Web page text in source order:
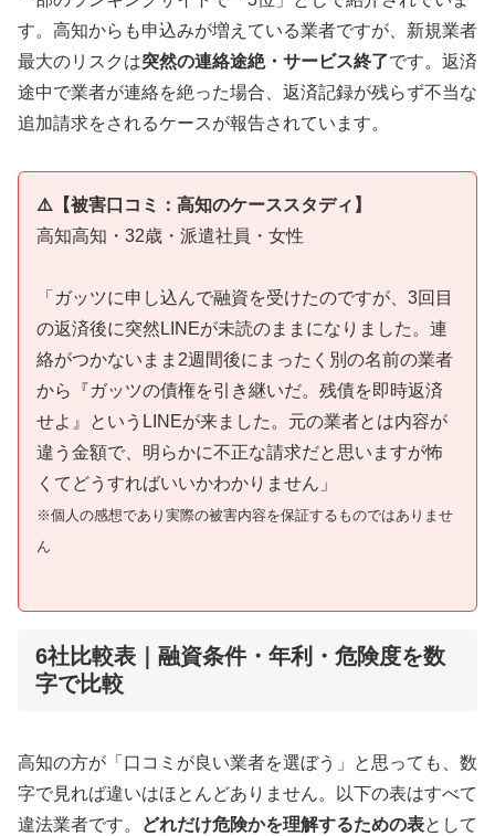
す。高知からも申込みが増えている業者ですが、新規業者
最大のリスクは突然の連絡途絶・サービス終了です。返済
途中で業者が連絡を絶った場合、返済記録が残らず不当な
追加請求をされるケースが報告されています。
⚠️【被害口コミ：高知のケーススタディ】
高知高知・32歳・派遣社員・女性
「ガッツに申し込んで融資を受けたのですが、3回目
の返済後に突然LINEが未読のままになりました。連
絡がつかないまま2週間後にまったく別の名前の業者
から『ガッツの債権を引き継いだ。残債を即時返済
せよ』というLINEが来ました。元の業者とは内容が
違う金額で、明らかに不正な請求だと思いますが怖
くてどうすればいいかわかりません」
※個人の感想であり実際の被害内容を保証するものではありませ
ん
6社比較表｜融資条件・年利・危険度を数
字で比較
高知の方が「口コミが良い業者を選ぼう」と思っても、数
字で見れば違いはほとんどありません。以下の表はすべて
違法業者です。
どれだけ危険かを理解するための表として